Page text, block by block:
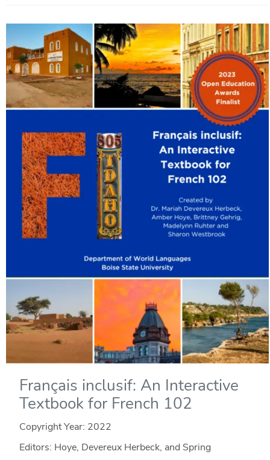
Français inclusif: An Interactive
Textbook for French 102
Copyright Year: 2022
Editors: Hoye, Devereux Herbeck, and Spring